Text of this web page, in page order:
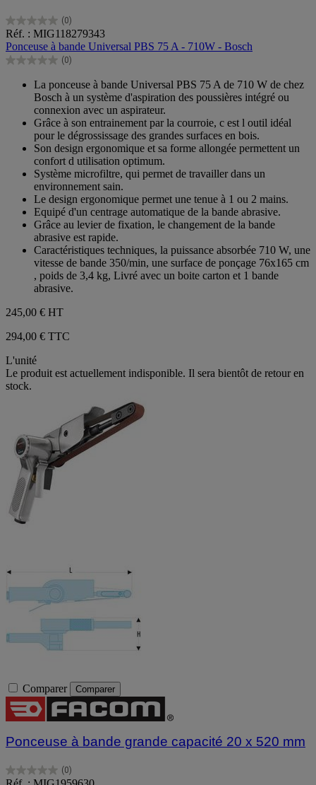
(0)
0.0
sur
5
étoiles.
Réf. : MIG118279343
Ponceuse à bande Universal PBS 75 A - 710W - Bosch
(0)
0.0
étoiles.
La ponceuse à bande Universal PBS 75 A de 710 W de chez
Bosch à un système d'aspiration des poussières intégré ou
connexion avec un aspirateur.
Grâce à son entrainement par la courroie, c est l outil idéal
pour le dégrossissage des grandes surfaces en bois.
Son design ergonomique et sa forme allongée permettent un
confort d utilisation optimum.
Système microfiltre, qui permet de travailler dans un
environnement sain.
Le design ergonomique permet une tenue à 1 ou 2 mains.
Equipé d'un centrage automatique de la bande abrasive.
Grâce au levier de fixation, le changement de la bande
abrasive est rapide.
Caractéristiques techniques, la puissance absorbée 710 W, une
vitesse de bande 350/min, une surface de ponçage 76x165 cm
, poids de 3,4 kg, Livré avec un boite carton et 1 bande
abrasive.
245,00 € HT
294,00 € TTC
L'unité
Le produit est actuellement indisponible. Il sera bientôt de retour en
stock.
Comparer Comparer
Ponceuse à bande grande capacité 20 x 520 mm
(0)
0.0